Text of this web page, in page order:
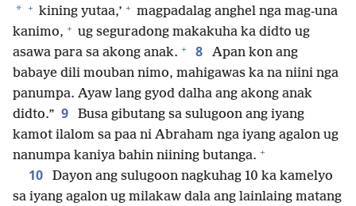
* + kining yutaa,’ + magpadalag anghel nga mag-una
kanimo, + ug seguradong makakuha ka didto ug
asawa para sa akong anak. + 8
Apan kon ang
babaye dili mouban nimo, mahigawas ka na niini nga
panumpa. Ayaw lang gyod dalha ang akong anak
didto.” 9
Busa gibutang sa sulugoon ang iyang
kamot ilalom sa paa ni Abraham nga iyang agalon ug
nanumpa kaniya bahin niining butanga. +
10
Dayon ang sulugoon nagkuhag 10 ka kamelyo
sa iyang agalon ug milakaw dala ang lainlaing matang